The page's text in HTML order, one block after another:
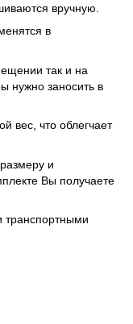
вручную.
в
так и на
нужно заносить в
вес, что облегчает
и
Вы получаете
транспортными